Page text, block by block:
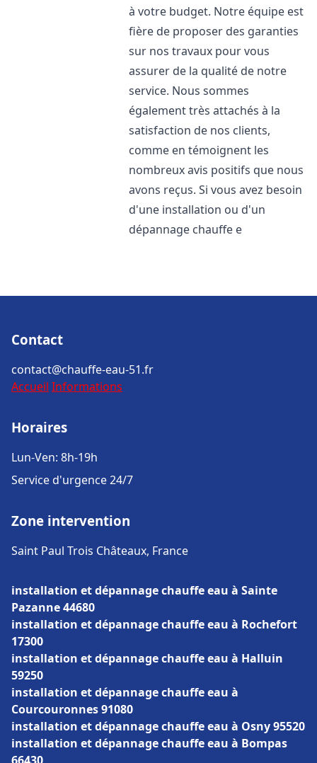
à votre budget. Notre équipe est
fière de proposer des garanties
sur nos travaux pour vous
assurer de la qualité de notre
service. Nous sommes
également très attachés à la
satisfaction de nos clients,
comme en témoignent les
nombreux avis positifs que nous
avons reçus. Si vous avez besoin
d'une installation ou d'un
dépannage chauffe e
Contact
contact@chauffe-eau-51.fr
Accueil Informations
Horaires
Lun-Ven: 8h-19h
Service d'urgence 24/7
Zone intervention
Saint Paul Trois Châteaux, France
installation et dépannage chauffe eau à Sainte
Pazanne 44680
installation et dépannage chauffe eau à Rochefort
17300
installation et dépannage chauffe eau à Halluin
59250
installation et dépannage chauffe eau à
Courcouronnes 91080
installation et dépannage chauffe eau à Osny 95520
installation et dépannage chauffe eau à Bompas